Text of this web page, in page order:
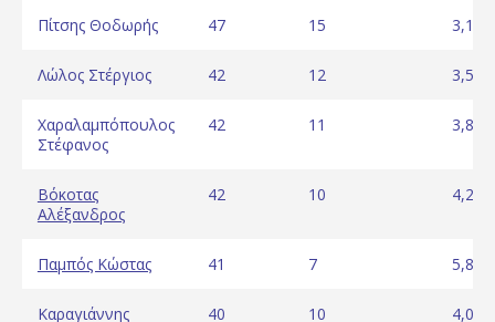
Πίτσης Θοδωρής 47 15 3,13
Λώλος Στέργιος 42 12 3,50
Χαραλαμπόπουλος
Στέφανος
42 11 3,82
Βόκοτας
Αλέξανδρος
42 10 4,20
Παμπός Κώστας 41 7 5,86
Καραγιάννης 40 10 4,00